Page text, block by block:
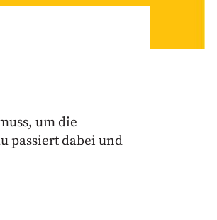
um die
passiert dabei und